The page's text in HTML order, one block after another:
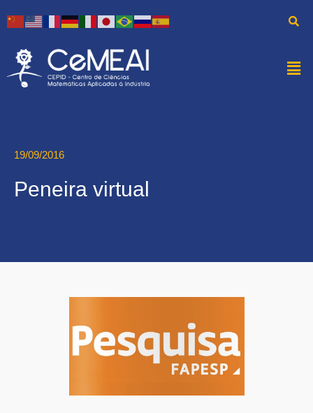
19/09/2016
Peneira virtual